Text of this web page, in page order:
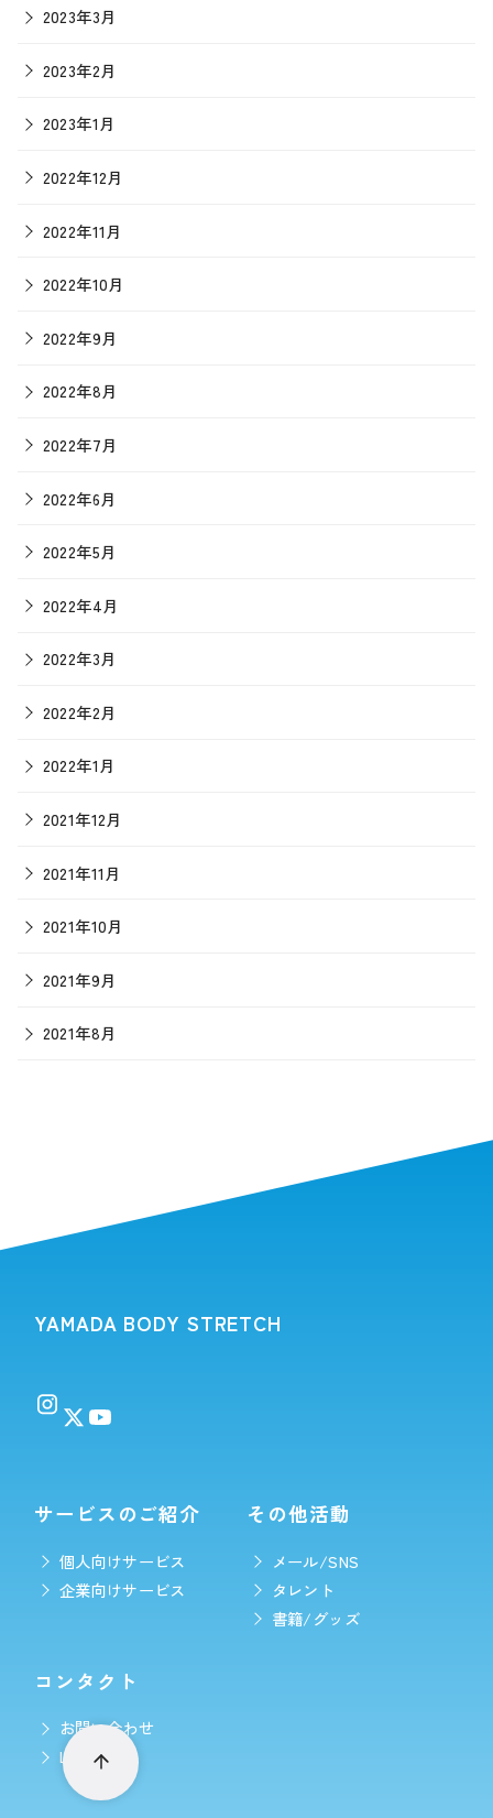
2023年3月
2023年2月
2023年1月
2022年12月
2022年11月
2022年10月
2022年9月
2022年8月
2022年7月
2022年6月
2022年5月
2022年4月
2022年3月
2022年2月
2022年1月
2021年12月
2021年11月
2021年10月
2021年9月
2021年8月
YAMADA BODY STRETCH
サービスのご紹介
個人向けサービス
企業向けサービス
その他活動
メール/SNS
タレント
書籍/グッズ
コンタクト
お問い合わせ
LINE予約